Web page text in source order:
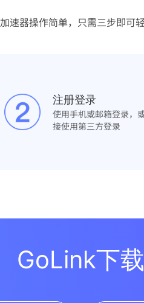
速器操作简单，只需三步即可
注册登录
使用手机或邮箱登录，
接使用第三方登录
GoLink下载